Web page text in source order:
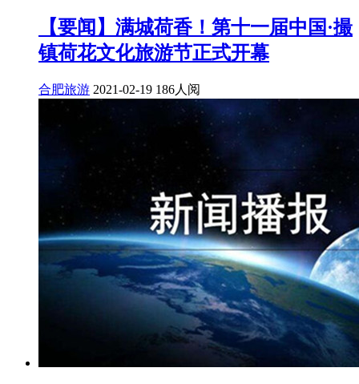
【要闻】满城荷香！第十一届中国·撮
镇荷花文化旅游节正式开幕
合肥旅游 2021-02-19 186人阅